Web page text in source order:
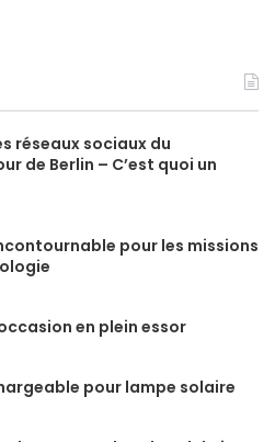
réseaux sociaux du
de Berlin – C’est quoi un
pour les missions
en plein essor
pour lampe solaire